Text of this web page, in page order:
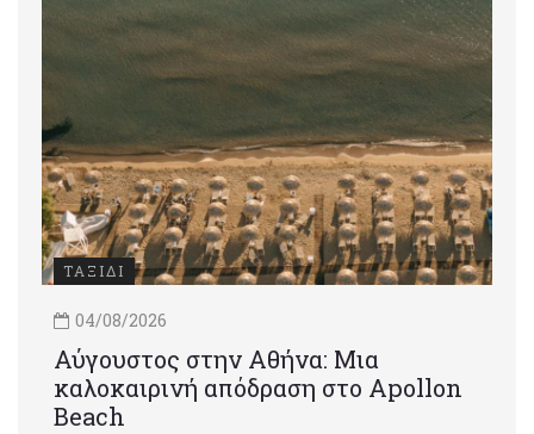
ΤΑΞΙΔΙ
04/08/2026
Αύγουστος στην Αθήνα: Μια
καλοκαιρινή απόδραση στο Apollon
Beach